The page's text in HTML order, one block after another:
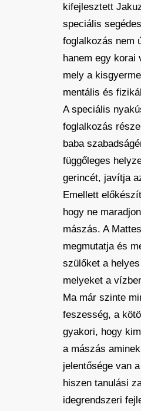
kifejlesztett
speciális
foglalkozás nem
hanem egy korai
mely a
mentális és
A speciális
foglalkozás
baba
függőleges
gerincét, javítja
Emellett
hogy ne
mászás. A
megmutatja és
szülőket a
melyeket a
Ma már szinte
feszesség, a
gyakori, hogy
a mászás
jelentősége van
hiszen tanulási
idegrendszeri